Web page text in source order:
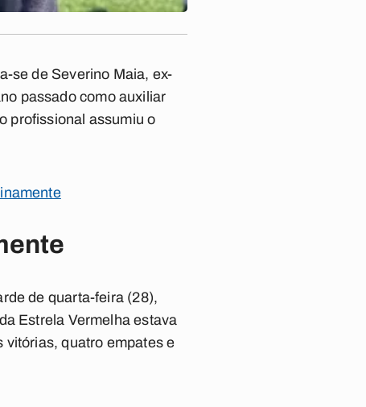
se de Severino Maia, ex-
passado como auxiliar
o profissional assumiu o
de quarta-feira (28),
Estrela Vermelha estava
vitórias, quatro empates e